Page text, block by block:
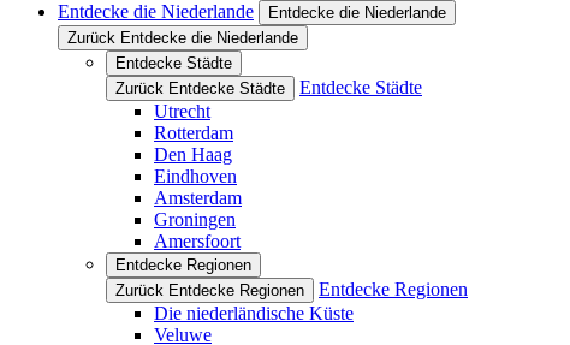
Entdecke die Niederlande
Entdecke die Niederlande
Zurück Entdecke die Niederlande
Entdecke Städte
Zurück Entdecke Städte
Entdecke Städte
Utrecht
Rotterdam
Den Haag
Eindhoven
Amsterdam
Groningen
Amersfoort
Entdecke Regionen
Zurück Entdecke Regionen
Entdecke Regionen
Die niederländische Küste
Veluwe